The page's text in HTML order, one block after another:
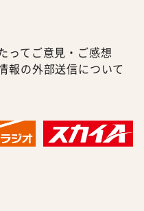
って ご意見・ご感想
報の外部送信について